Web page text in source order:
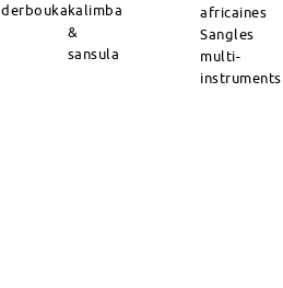
derboukakalimba
&
sansula
africaines
Sangles
multi-
instruments